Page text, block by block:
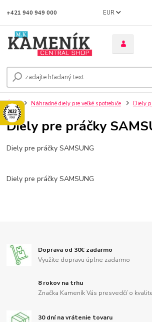
EUR
+421 940 949 000
Úvod Náhradné diely pre veľké spotrebiče Diely
Diely pre práčky
Diely pre práčky SAMSUNG
Diely pre práčky SAMSUNG
Doprava od 30€ zadarmo
Využite dopravu úplne zadarmo
8 rokov na trhu
Značka Kameník Vás presvedčí o
30 dní na vrátenie tovaru